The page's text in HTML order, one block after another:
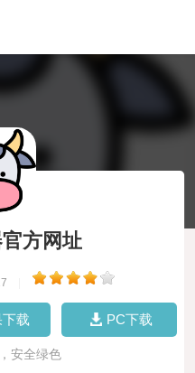
方网址
载 PC下载
安全绿色